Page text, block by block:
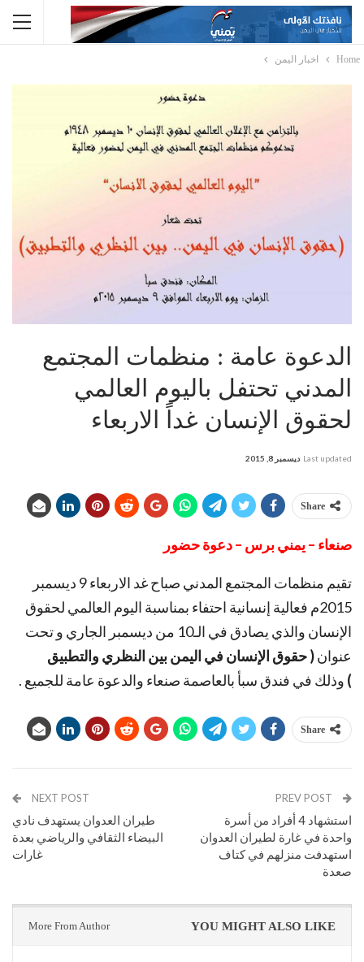
Home اخبار اليمن
الدعوة عامة : منظمات المجتمع
المدني تحتفل باليوم العالمي
لحقوق الإنسان غداً الاربعاء
Last updated ديسمبر 8, 2015
Share
صنعاء – يمني برس – دعوة حضور
تقيم منظمات المجتمع المدني صباح غد الاربعاء 9 ديسمبر
2015م فعالية إنسانية احتفاء بمناسبة اليوم العالمي لحقوق
الإنسان والذي يصادق في الـ10 من ديسمبر الجاري و تحت
عنوان( حقوق الإنسان في اليمن بين النظري والتطبيق
) وذلك في فندق سبأ بالعاصمة صنعاء والدعوة عامة للجميع .
Share
استشهاد 4 أفراد من أسرة
واحدة في غارة لطيران العدوان
استهدفت منزلهم في كتاف
صعدة
NEXT POST
طيران العدوان يستهدف نادي
البيضاء الثقافي والرياضي بعدة
غارات
YOU MIGHT ALSO LIKE
More From Author